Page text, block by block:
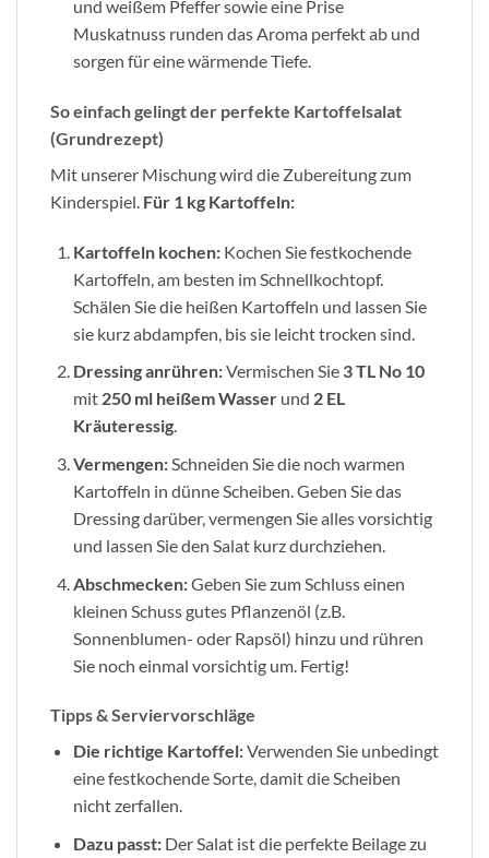
und weißem Pfeffer sowie eine Prise
Muskatnuss runden das Aroma perfekt ab und
sorgen für eine wärmende Tiefe.
So einfach gelingt der perfekte Kartoffelsalat
(Grundrezept)
Mit unserer Mischung wird die Zubereitung zum
Kinderspiel. Für 1 kg Kartoffeln:
Kartoffeln kochen:Kochen Sie festkochende
Kartoffeln, am besten im Schnellkochtopf.
Schälen Sie die heißen Kartoffeln und lassen Sie
sie kurz abdampfen, bis sie leicht trocken sind.
Dressing anrühren:Vermischen Sie 3 TL No 10
mit 250 ml heißem Wasserund 2 EL
Kräuteressig.
Vermengen:Schneiden Sie die noch warmen
Kartoffeln in dünne Scheiben. Geben Sie das
Dressing darüber, vermengen Sie alles vorsichtig
und lassen Sie den Salat kurz durchziehen.
Abschmecken:Geben Sie zum Schluss einen
kleinen Schuss gutes Pflanzenöl (z.B.
Sonnenblumen- oder Rapsöl) hinzu und rühren
Sie noch einmal vorsichtig um. Fertig!
Tipps & Serviervorschläge
Die richtige Kartoffel:Verwenden Sie unbedingt
eine festkochende Sorte, damit die Scheiben
nicht zerfallen.
Dazu passt:Der Salat ist die perfekte Beilage zu